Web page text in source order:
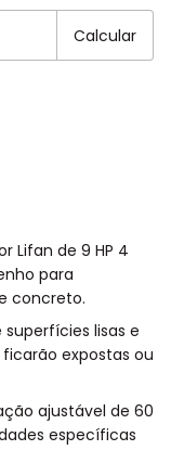
Calcular
Lifan de 9 HP 4
para
concreto.
superfícies lisas e
expostas ou
ajustável de 60
específicas